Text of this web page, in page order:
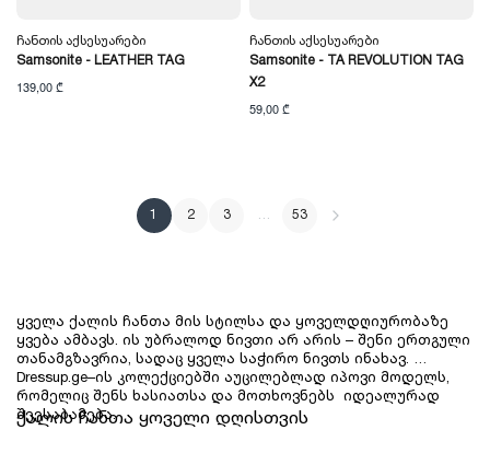
Ჩანთის Აქსესუარები
Samsonite - LEATHER TAG
139,00 ₾
Ჩანთის Აქსესუარები
Samsonite - TA REVOLUTION TAG
X2
59,00 ₾
1 2 3 … 53
ყველა ქალის ჩანთა მის სტილსა და ყოველდღიურობაზე
ყვება ამბავს. ის უბრალოდ ნივთი არ არის – შენი ერთგული
თანამგზავრია, სადაც ყველა საჭირო ნივთს ინახავ.
Dressup.ge–ის კოლექციებში აუცილებლად იპოვი მოდელს,
რომელიც შენს ხასიათსა და მოთხოვნებს  იდეალურად
შეესაბამება.
ქალის ჩანთა ყოველი დღისთვის